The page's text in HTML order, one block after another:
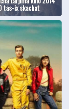
tas-ix skachat